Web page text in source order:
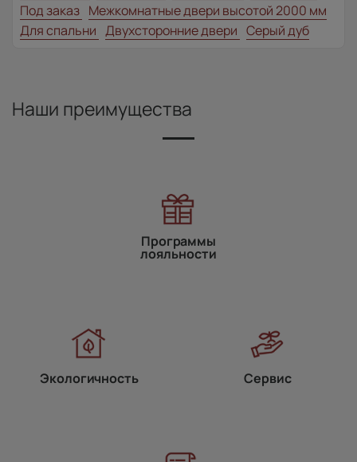
Под заказ Межкомнатные двери высотой 2000 мм
Для спальни Двухсторонние двери Серый дуб
Наши преимущества
Программы
лояльности
Экологичность Сервис